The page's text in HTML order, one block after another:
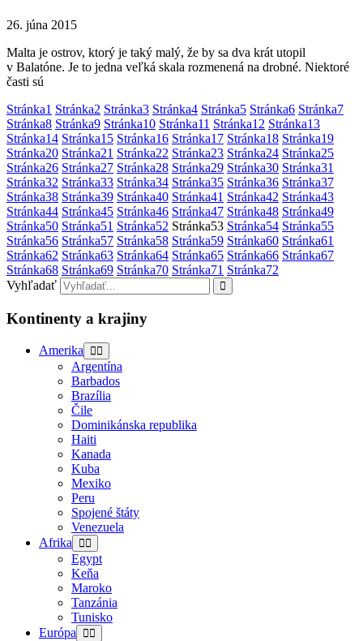
26. júna 2015
Malta je ostrov, ktorý je taký malý, že by sa dva krát utopil
v Balatóne. Je to jedna veľká skala rozmenená na drobné. Niektoré
časti sú
Stránka1 Stránka2 Stránka3 Stránka4 Stránka5 Stránka6 Stránka7
Stránka8 Stránka9 Stránka10 Stránka11 Stránka12 Stránka13
Stránka14 Stránka15 Stránka16 Stránka17 Stránka18 Stránka19
Stránka20 Stránka21 Stránka22 Stránka23 Stránka24 Stránka25
Stránka26 Stránka27 Stránka28 Stránka29 Stránka30 Stránka31
Stránka32 Stránka33 Stránka34 Stránka35 Stránka36 Stránka37
Stránka38 Stránka39 Stránka40 Stránka41 Stránka42 Stránka43
Stránka44 Stránka45 Stránka46 Stránka47 Stránka48 Stránka49
Stránka50 Stránka51 Stránka52 Stránka53 Stránka54 Stránka55
Stránka56 Stránka57 Stránka58 Stránka59 Stránka60 Stránka61
Stránka62 Stránka63 Stránka64 Stránka65 Stránka66 Stránka67
Stránka68 Stránka69 Stránka70 Stránka71 Stránka72
Vyhľadať
Kontinenty a krajiny
Amerika
Argentína
Barbados
Brazília
Čile
Dominikánska republika
Haiti
Kanada
Kuba
Mexiko
Peru
Spojené štáty
Venezuela
Afrika
Egypt
Keňa
Maroko
Tanzánia
Tunisko
Európa